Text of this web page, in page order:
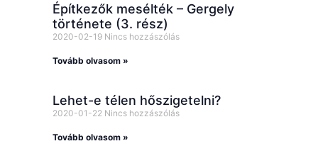
Építkezők mesélték – Gergely
története (3. rész)
2020-02-19 Nincs hozzászólás
Tovább olvasom »
Lehet-e télen hőszigetelni?
2020-01-22 Nincs hozzászólás
Tovább olvasom »